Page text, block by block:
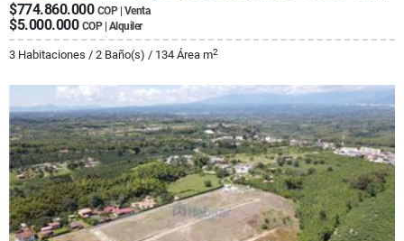
$774.860.000 COP | Venta
$5.000.000 COP | Alquiler
3 Habitaciones / 2 Baño(s) / 134 Área m2